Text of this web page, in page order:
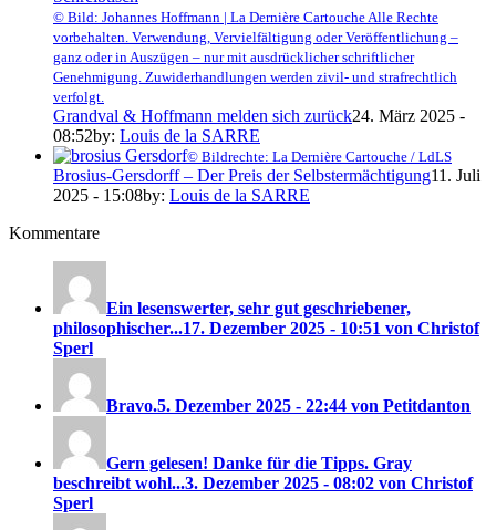
© Bild: Johannes Hoffmann | La Dernière Cartouche Alle Rechte
vorbehalten. Verwendung, Vervielfältigung oder Veröffentlichung –
ganz oder in Auszügen – nur mit ausdrücklicher schriftlicher
Genehmigung. Zuwiderhandlungen werden zivil- und strafrechtlich
verfolgt.
Grandval & Hoffmann melden sich zurück24. März 2025 -
08:52by: Louis de la SARRE
© Bildrechte: La Dernière Cartouche / LdLS
Brosius-Gersdorff – Der Preis der Selbstermächtigung11. Juli
2025 - 15:08by: Louis de la SARRE
Kommentare
Ein lesenswerter, sehr gut geschriebener,
philosophischer...17. Dezember 2025 - 10:51 von Christof
Sperl
Bravo.5. Dezember 2025 - 22:44 von Petitdanton
Gern gelesen! Danke für die Tipps. Gray
beschreibt wohl...3. Dezember 2025 - 08:02 von Christof
Sperl